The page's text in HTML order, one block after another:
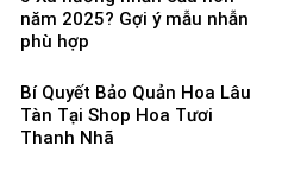
năm 2025? Gợi ý mẫu nhẫn
phù hợp
Bí Quyết Bảo Quản Hoa Lâu
Tàn Tại Shop Hoa Tươi
Thanh Nhã